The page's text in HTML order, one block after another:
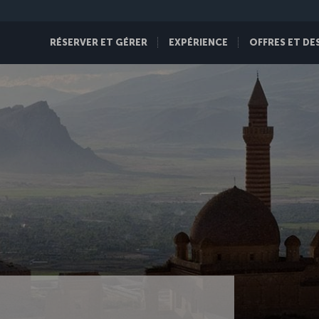
RÉSERVER ET GÉRER EXPÉRIENCE OFFRES ET